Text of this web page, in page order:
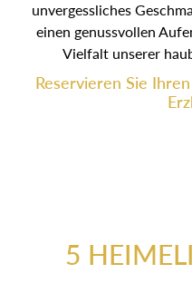
unvergessliches
einen genussvollen
Vielfalt unserer
Reservieren Sie
5